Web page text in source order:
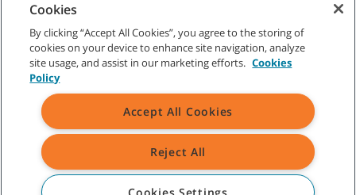
©2026Tennant Company. Tous droits réservés.
Plan du site Conditions d’utilisation
Conditions de vente
Toutes les marques de commerce et tous les logos de Tennant
indiqués sont la propriété de Tennant Company et/ou de ses
Cookies
By clicking “Accept All Cookies”, you agree to the storing of
cookies on your device to enhance site navigation, analyze
site usage, and assist in our marketing efforts. Cookies
Policy
Accept All Cookies
Reject All